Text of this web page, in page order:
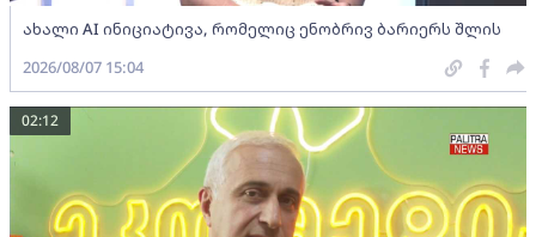
ახალი AI ინიციატივა, რომელიც ენობრივ ბარიერს შლის
2026/08/07 15:04
02:12